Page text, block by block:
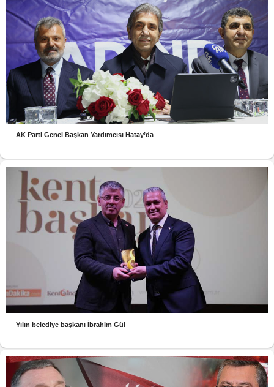
AK Parti Genel Başkan Yardımcısı Hatay’da
Yılın belediye başkanı İbrahim Gül